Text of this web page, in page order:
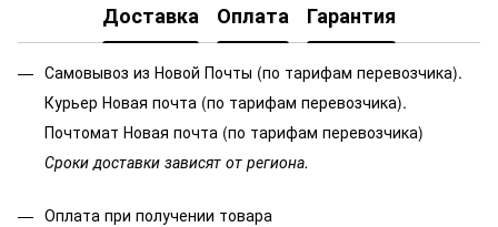
Доставка Оплата Гарантия
Самовывоз из Новой Почты (по тарифам перевозчика).
Курьер Новая почта (по тарифам перевозчика).
Почтомат Новая почта (по тарифам перевозчика)
Сроки доставки зависят от региона.
Оплата при получении товара